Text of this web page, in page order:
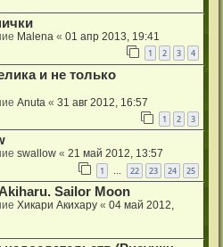
Malena « 01 апр 2013, 19:41
1 2 3 4
и не только
Anuta « 31 авг 2012, 16:57
1 2 3
swallow « 21 май 2012, 13:57
1 … 22 23 24 25
Sailor Moon
Хикари Акихару « 04 май 2012,